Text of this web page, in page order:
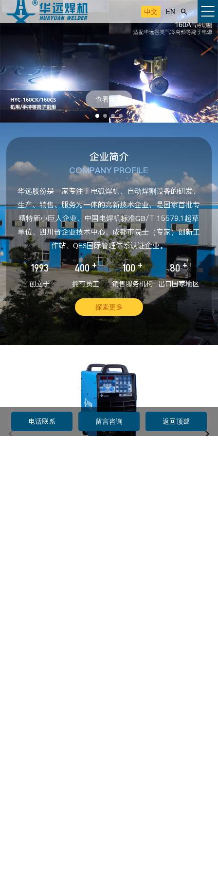
中文 EN 
查看详情
企业简介
COMPANY PROFILE
华远股份是一家专注于电弧焊机、自动焊割设备的研发、
生产、销售、服务为一体的高新技术企业，是国家首批专
精特新小巨人企业、中国电焊机标准GB/T 15579.1起草
单位、四川省企业技术中心、成都市院士（专家）创新工
作站、QES国际管理体系认证企业。
1993
创立于
400 +
拥有员工
100 +
销售服务机构
80 +
出口国家地区
探索更多
 
电话联系 留言咨询 返回顶部